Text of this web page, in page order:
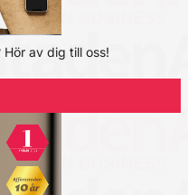
av dig till oss!